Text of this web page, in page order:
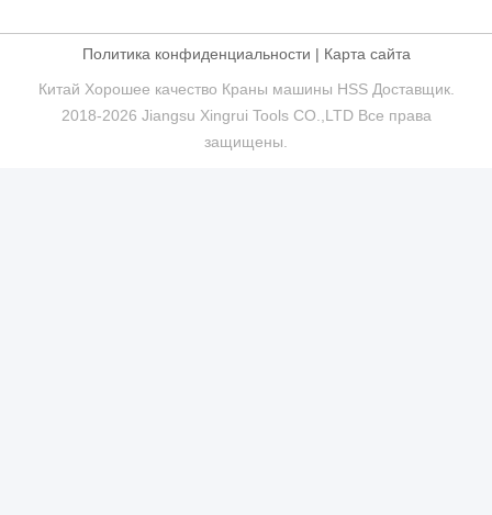
Политика конфиденциальности | Карта сайта
Китай Хорошее качество Краны машины HSS Доставщик.
2018-2026 Jiangsu Xingrui Tools CO.,LTD Все права
защищены.